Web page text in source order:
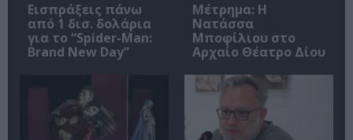
Εισπράξεις πάνω
από 1 δισ. δολάρια
για το “Spider-Man:
Brand New Day”
Μέτρημα: Η
Νατάσσα
Μποφίλιου στο
Αρχαίο Θέατρο Δίου